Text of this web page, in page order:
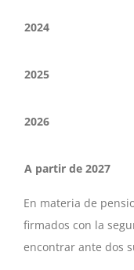
2024
2025
2026
A partir de 2027
En materia de
firmados con la
encontrar ante dos